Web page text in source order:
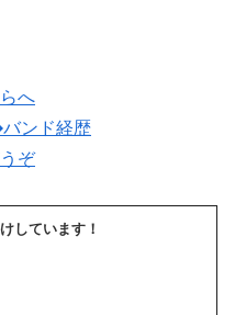
へ
ンド経歴
ぞ
しています！